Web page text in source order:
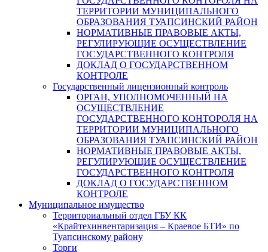
ТЕРРИТОРИИ МУНИЦИПАЛЬНОГО
ОБРАЗОВАНИЯ ТУАПСИНСКИЙ РАЙОН
НОРМАТИВНЫЕ ПРАВОВЫЕ АКТЫ,
РЕГУЛИРУЮЩИЕ ОСУЩЕСТВЛЕНИЕ
ГОСУДАРСТВЕННОГО КОНТРОЛЯ
ДОКЛАД О ГОСУДАРСТВЕННОМ
КОНТРОЛЕ
Государственный лицензионный контроль
ОРГАН, УПОЛНОМОЧЕННЫЙ НА
ОСУЩЕСТВЛЕНИЕ
ГОСУДАРСТВЕННОГО КОНТОРОЛЯ НА
ТЕРРИТОРИИ МУНИЦИПАЛЬНОГО
ОБРАЗОВАНИЯ ТУАПСИНСКИЙ РАЙОН
НОРМАТИВНЫЕ ПРАВОВЫЕ АКТЫ,
РЕГУЛИРУЮЩИЕ ОСУЩЕСТВЛЕНИЕ
ГОСУДАРСТВЕННОГО КОНТРОЛЯ
ДОКЛАД О ГОСУДАРСТВЕННОМ
КОНТРОЛЕ
Муниципальное имущество
Территориальный отдел ГБУ КК
«Крайтехинвентаризация – Краевое БТИ» по
Туапсинскому району
Торги